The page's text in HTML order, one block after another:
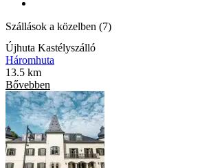
Szállások a közelben (7)
Újhuta Kastélyszálló
Háromhuta
13.5 km
Bővebben